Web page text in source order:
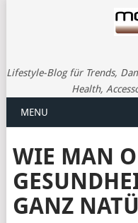
Lifestyle-Blog für Trends,
Health,
MENU
WIE MAN
GANZ